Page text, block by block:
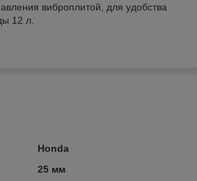
виброплитой, для удобства
12 л.
Honda
25 мм